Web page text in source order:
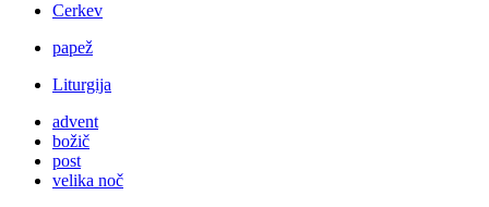
Cerkev
papež
Liturgija
advent
božič
post
velika noč